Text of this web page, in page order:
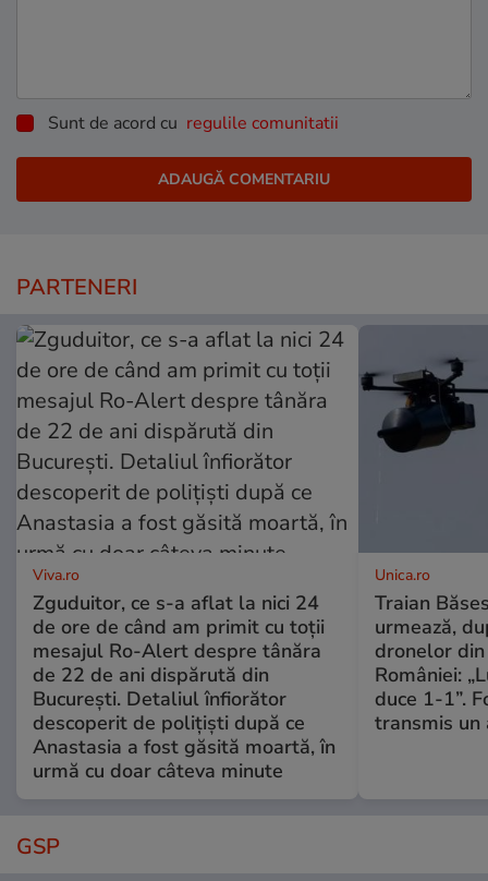
Sunt de acord cu regulile comunitatii
PARTENERI
Viva.ro
Zguduitor, ce s-a aflat la nici 24
de ore de când am primit cu toții
mesajul Ro-Alert despre tânăra
de 22 de ani dispărută din
București. Detaliul înfiorător
descoperit de polițiști după ce
Anastasia a fost găsită moartă, în
urmă cu doar câteva minute
Unica.ro
Traian
urmează,
dronelor
României:
duce 1-1”.
transmis un
GSP